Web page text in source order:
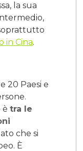
la sua
in Cina.
20 Paesi e
è tra le
che si
È